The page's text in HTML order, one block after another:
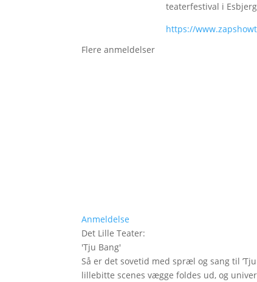
teaterfestival i
https://
Flere anmeldelser
Anmeldelse
Det Lille Teater:
'Tju Bang'
Så er det sovetid med spræl og sang til
lillebitte scenes vægge foldes ud, og